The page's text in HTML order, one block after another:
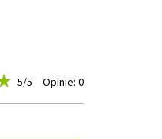
5/5 Opinie: 0